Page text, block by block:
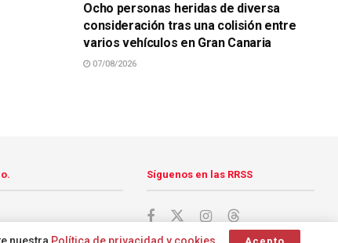
Ocho personas heridas de diversa
consideración tras una colisión entre
varios vehículos en Gran Canaria
07/08/2026
Síguenos en las RRSS